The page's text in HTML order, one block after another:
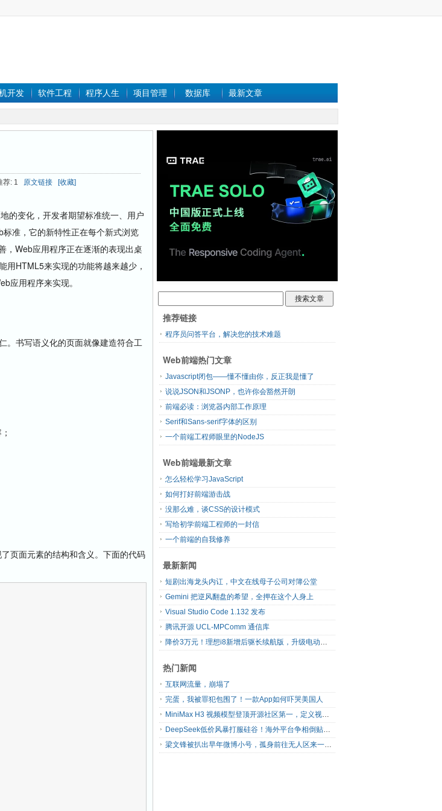
开发 软件工程 程序人生 项目管理 数据库 最新文章
荐: 1 原文链接 [收藏]
变化，开发者期望标准统一、用户
准，它的新特性正在每个新式浏览
，Web应用程序正在逐渐的表现出桌
用HTML5来实现的功能将越来越少，
应用程序来实现。
书写语义化的页面就像建造符合工
页面元素的结构和含义。下面的代码
推荐链接
程序员问答平台，解决您的技术难题
Web前端热门文章
Javascript闭包——懂不懂由你，反正我是懂了
说说JSON和JSONP，也许你会豁然开朗
前端必读：浏览器内部工作原理
Serif和Sans-serif字体的区别
一个前端工程师眼里的NodeJS
Web前端最新文章
怎么轻松学习JavaScript
如何打好前端游击战
没那么难，谈CSS的设计模式
写给初学前端工程师的一封信
一个前端的自我修养
最新新闻
短剧出海龙头内讧，中文在线母子公司对簿公堂
Gemini 把逆风翻盘的希望，全押在这个人身上
Visual Studio Code 1.132 发布
腾讯开源 UCL-MPComm 通信库
降价3万元！理想i8新增后驱长续航版，升级电动前备箱
热门新闻
互联网流量，崩塌了
完蛋，我被罪犯包围了！一款App如何吓哭美国人
MiniMax H3 视频模型登顶开源社区第一，定义视频模型领域“斩杀线”
DeepSeek低价风暴打服硅谷！海外平台争相倒贴V4 Flash
梁文锋被扒出早年微博小号，孤身前往无人区来一场相当 deep 的 seek 旅行